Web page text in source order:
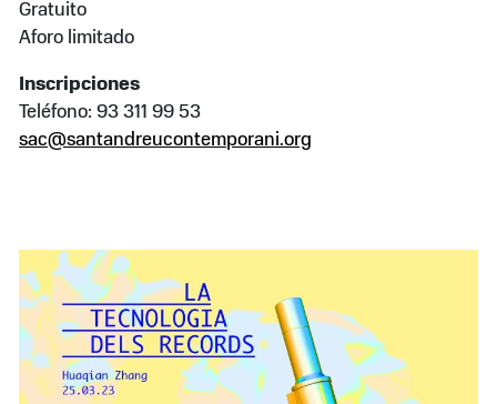
Gratuito
Aforo limitado
Inscripciones
Teléfono: 93 311 99 53
sac@santandreucontemporani.org